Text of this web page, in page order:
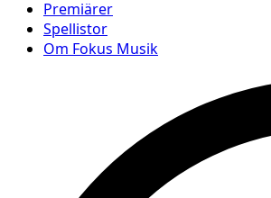
Premiärer
Spellistor
Om Fokus Musik